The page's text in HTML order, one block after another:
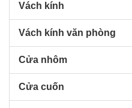
Vách kính
Vách kính văn phòng
Cửa nhôm
Cửa cuốn